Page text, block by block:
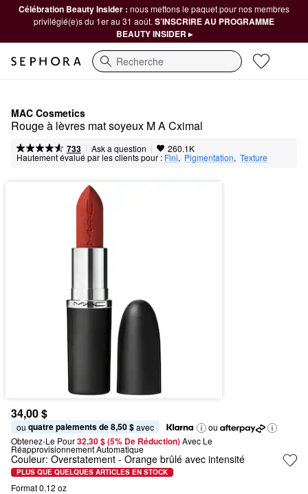
Célébration Beauty Insider : nous mettons le paquet pour nos membres
privilégié(e)s du 1er au 31 août. S’INSCRIRE AU PROGRAMME
BEAUTY INSIDER ▸
Recherche
MAC Cosmetics
Rouge à lèvres mat soyeux M A Cximal
733 | Ask a question | 260.1K
Hautement évalué par les clients pour : Fini, Pigmentation, Texture
34,00 $
ou quatre paiements de 8,50 $ avec
ou
Obtenez-Le Pour32,30 $ (5% De Réduction) Avec Le
Réapprovisionnement Automatique
Couleur: Overstatement - Orange brûlé avec intensité
PLUS QUE QUELQUES ARTICLES EN STOCK
Format 0.12 oz